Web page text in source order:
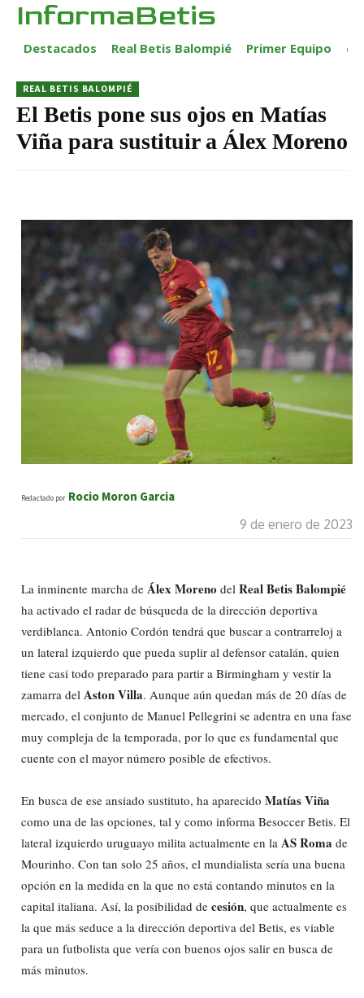
InformaBetis
Destacados Real Betis Balompié Primer Equipo
REAL BETIS BALOMPIÉ
El Betis pone sus ojos en Matías
Viña para sustituir a Álex Moreno
Redactado por Rocio Moron Garcia
9 de enero de 2023
La inminente marcha de Álex Moreno del Real Betis Balompié
ha activado el radar de búsqueda de la dirección deportiva
verdiblanca. Antonio Cordón tendrá que buscar a contrarreloj a
un lateral izquierdo que pueda suplir al defensor catalán, quien
tiene casi todo preparado para partir a Birmingham y vestir la
zamarra del Aston Villa. Aunque aún quedan más de 20 días de
mercado, el conjunto de Manuel Pellegrini se adentra en una fase
muy compleja de la temporada, por lo que es fundamental que
cuente con el mayor número posible de efectivos.
En busca de ese ansiado sustituto, ha aparecido Matías Viña
como una de las opciones, tal y como informa Besoccer Betis. El
lateral izquierdo uruguayo milita actualmente en la AS Roma de
Mourinho. Con tan solo 25 años, el mundialista sería una buena
opción en la medida en la que no está contando minutos en la
capital italiana. Así, la posibilidad de cesión, que actualmente es
la que más seduce a la dirección deportiva del Betis, es viable
para un futbolista que vería con buenos ojos salir en busca de
más minutos.